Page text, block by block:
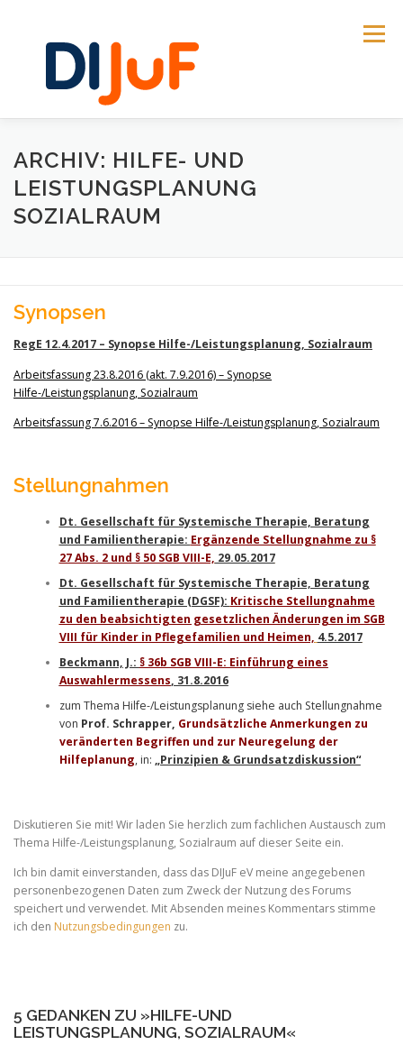
Menü
AKTUELLES DIALOGPROZESS
GESETZESMATERIALIEN | SYNOPSEN
ARCHIV: HILFE- UND
LEISTUNGSPLANUNG
SOZIALRAUM
Synopsen
RegE 12.4.2017 – Synopse Hilfe-/Leistungsplanung, Sozialraum
Arbeitsfassung 23.8.2016 (akt. 7.9.2016) – Synopse
Hilfe-/Leistungsplanung, Sozialraum
Arbeitsfassung 7.6.2016 – Synopse Hilfe-/Leistungsplanung, Sozialraum
Stellungnahmen
Dt. Gesellschaft für Systemische Therapie, Beratung
und Familientherapie: Ergänzende Stellungnahme zu §
27 Abs. 2 und § 50 SGB VIII-E, 29.05.2017
Dt. Gesellschaft für Systemische Therapie, Beratung
und Familientherapie (DGSF): Kritische Stellungnahme
zu den beabsichtigten gesetzlichen Änderungen im SGB
VIII für Kinder in Pflegefamilien und Heimen, 4.5.2017
Beckmann, J.: § 36b SGB VIII-E: Einführung eines
Auswahlermessens, 31.8.2016
zum Thema Hilfe-/Leistungsplanung siehe auch Stellungnahme
von Prof. Schrapper, Grundsätzliche Anmerkungen zu
veränderten Begriffen und zur Neuregelung der
Hilfeplanung, in: „Prinzipien & Grundsatzdiskussion“
Diskutieren Sie mit! Wir laden Sie herzlich zum fachlichen Austausch zum
Thema Hilfe-/Leistungsplanung, Sozialraum auf dieser Seite ein.
Ich bin damit einverstanden, dass das DIJuF eV meine angegebenen
personenbezogenen Daten zum Zweck der Nutzung des Forums
speichert und verwendet. Mit Absenden meines Kommentars stimme
ich den Nutzungsbedingungen zu.
5 GEDANKEN ZU »HILFE-UND
LEISTUNGSPLANUNG, SOZIALRAUM«